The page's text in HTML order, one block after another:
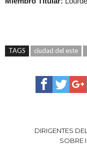
TAGS ciudad del este
DIRIGENTES
SOBRE